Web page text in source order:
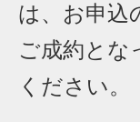
は、お申込
ご成約とな
ください。